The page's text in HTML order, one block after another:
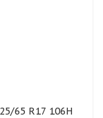
65 R17 106H